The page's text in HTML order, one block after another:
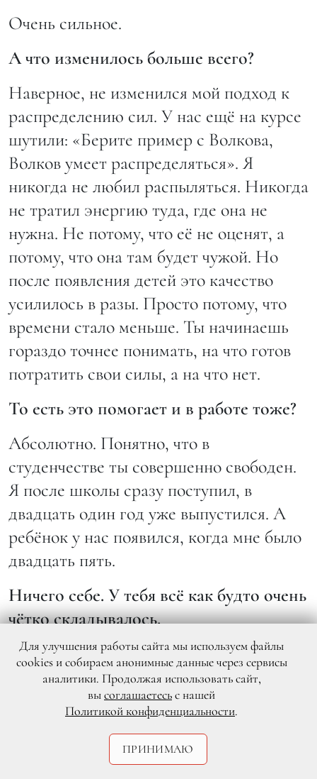
Очень сильное.
А что изменилось больше всего?
Наверное, не изменился мой подход к
распределению сил. У нас ещё на курсе
шутили: «Берите пример с Волкова,
Волков умеет распределяться». Я
никогда не любил распыляться. Никогда
не тратил энергию туда, где она не
нужна. Не потому, что её не оценят, а
потому, что она там будет чужой. Но
после появления детей это качество
усилилось в разы. Просто потому, что
времени стало меньше. Ты начинаешь
гораздо точнее понимать, на что готов
потратить свои силы, а на что нет.
То есть это помогает и в работе тоже?
Абсолютно. Понятно, что в
студенчестве ты совершенно свободен.
Я после школы сразу поступил, в
двадцать один год уже выпустился. А
ребёнок у нас появился, когда мне было
двадцать пять.
Ничего себе. У тебя всё как будто очень
чётко складывалось.
Да. Но у меня всегда почему-то была
мысль, что в двадцать пять лет у меня
должен появиться ребёнок. Не знаю
почему. Может быть, придумал себе
когда-то, может, приснилось. Но я про
это думал, и так получилось. Мне
Для улучшения работы сайта мы используем файлы
cookies и собираем анонимные данные через сервисы
аналитики. Продолжая использовать сайт,
высоглашаетесьс нашей
Политикой конфиденциальности.
ПРИНИМАЮ